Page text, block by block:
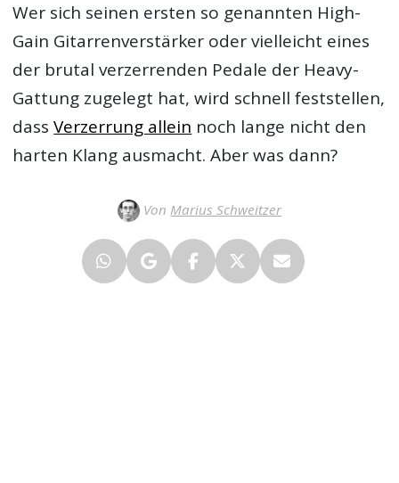
Wer sich seinen ersten so genannten High-
Gain Gitarrenverstärker oder vielleicht eines
der brutal verzerrenden Pedale der Heavy-
Gattung zugelegt hat, wird schnell feststellen,
dassVerzerrung allein noch lange nicht den
harten Klang ausmacht. Aber was dann?
Von Marius Schweitzer